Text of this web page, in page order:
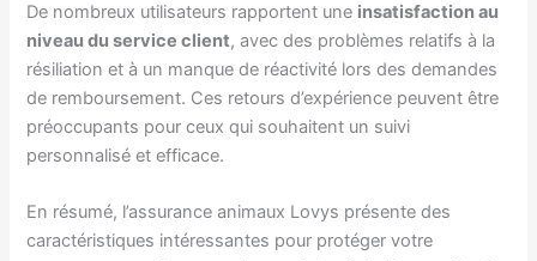
De nombreux utilisateurs rapportent une insatisfaction au
niveau du service client, avec des problèmes relatifs à la
résiliation et à un manque de réactivité lors des demandes
de remboursement. Ces retours d’expérience peuvent être
préoccupants pour ceux qui souhaitent un suivi
personnalisé et efficace.
En résumé, l’assurance animaux Lovys présente des
caractéristiques intéressantes pour protéger votre